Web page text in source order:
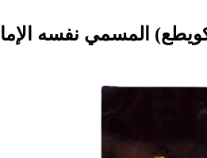
المسمي نفسه